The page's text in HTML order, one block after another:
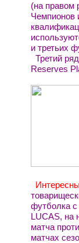
(на правом
Чемпионов
и третьих
Третий
Reserves
футболка с
LUCAS, на
матча
матчах